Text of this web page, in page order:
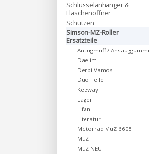
Schlüsselanhänger &
Flaschenöffner
Schützen
Simson-MZ-Roller
Ersatzteile
Ansugmuff / Ansauggummi
Daelim
Derbi Vamos
Duo Teile
Keeway
Lager
Lifan
Literatur
Motorrad MuZ 660E
MuZ
MuZ NEU